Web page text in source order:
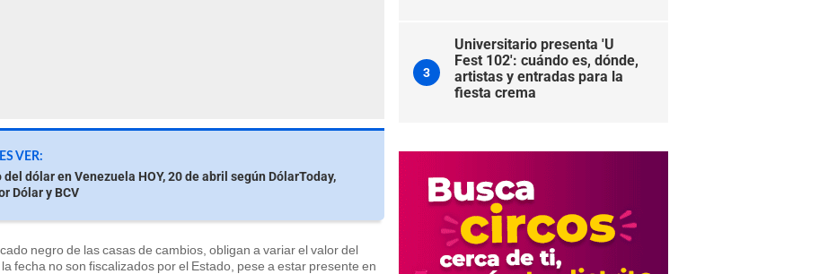
VER:
del dólar en Venezuela HOY, 20 de abril según DólarToday,
Dólar y BCV
negro de las casas de cambios, obligan a variar el valor del
la fecha no son fiscalizados por el Estado, pese a estar presente en
3
Universitario presenta 'U
Fest 102': cuándo es, dónde,
artistas y entradas para la
fiesta crema